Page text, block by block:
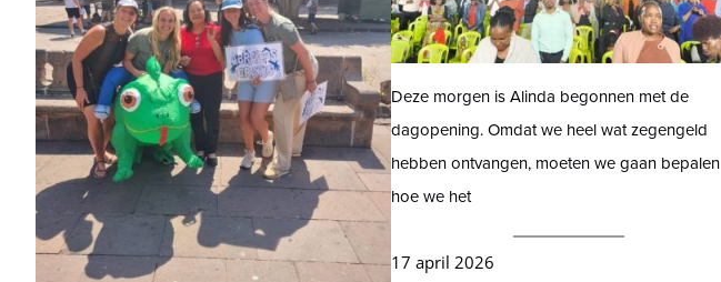
Deze morgen is Alinda begonnen met de
dagopening. Omdat we heel wat zegengeld
hebben ontvangen, moeten we gaan bepalen
hoe we het
17 april 2026